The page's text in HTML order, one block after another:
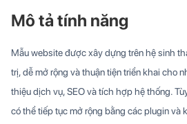
Mô tả tính năng
Mẫu website được xây dựng trên hệ sinh
trị, dễ mở rộng và thuận tiện triển khai cho
thiệu dịch vụ, SEO và tích hợp hệ thống.
có thể tiếp tục mở rộng bằng các plugin và